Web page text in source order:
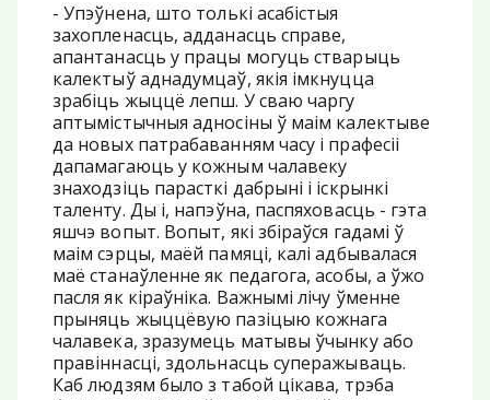
- Упэўнена, што толькі асабістыя
захопленасць, адданасць справе,
апантанасць у працы могуць стварыць
калектыў аднадумцаў, якія імкнуцца
зрабіць жыццё лепш. У сваю чаргу
аптымістычныя адносіны ў маім калектыве
да новых патрабаванням часу і прафесіі
дапамагаюць у кожным чалавеку
знаходзіць парасткі дабрыні і іскрынкі
таленту. Ды і, напэўна, паспяховасць - гэта
яшчэ вопыт. Вопыт, які збіраўся гадамі ў
маім сэрцы, маёй памяці, калі адбывалася
маё станаўленне як педагога, асобы, а ўжо
пасля як кіраўніка. Важнымі лічу ўменне
прыняць жыццёвую пазіцыю кожнага
чалавека, зразумець матывы ўчынку або
правіннасці, здольнасць суперажываць.
Каб людзям было з табой цікава, трэба